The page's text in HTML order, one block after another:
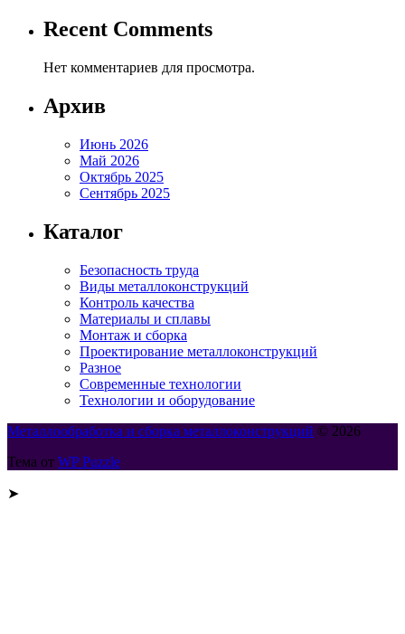
Recent Comments
Нет комментариев для просмотра.
Архив
Июнь 2026
Май 2026
Октябрь 2025
Сентябрь 2025
Каталог
Безопасность труда
Виды металлоконструкций
Контроль качества
Материалы и сплавы
Монтаж и сборка
Проектирование металлоконструкций
Разное
Современные технологии
Технологии и оборудование
Металлообработка и сборка металлоконструкций © 2026
Тема от WP Puzzle
➤